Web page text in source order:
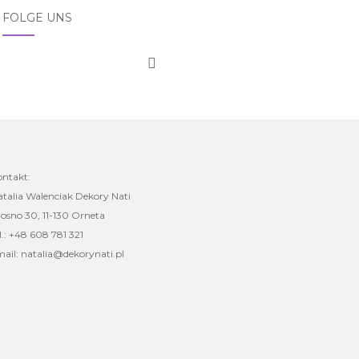
FOLGE UNS
Walenciak Dekory Nati
30, 11-130 Orneta
+48 608 781 321
natalia@dekorynati.pl